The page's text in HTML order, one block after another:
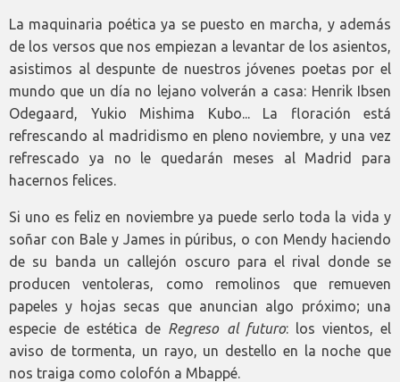
La maquinaria poética ya se puesto en marcha, y además
de los versos que nos empiezan a levantar de los asientos,
asistimos al despunte de nuestros jóvenes poetas por el
mundo que un día no lejano volverán a casa: Henrik Ibsen
Odegaard, Yukio Mishima Kubo... La floración está
refrescando al madridismo en pleno noviembre, y una vez
refrescado ya no le quedarán meses al Madrid para
hacernos felices.
Si uno es feliz en noviembre ya puede serlo toda la vida y
soñar con Bale y James in púribus, o con Mendy haciendo
de su banda un callejón oscuro para el rival donde se
producen ventoleras, como remolinos que remueven
papeles y hojas secas que anuncian algo próximo; una
especie de estética de Regreso al futuro: los vientos, el
aviso de tormenta, un rayo, un destello en la noche que
nos traiga como colofón a Mbappé.